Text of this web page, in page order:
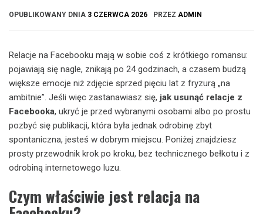
OPUBLIKOWANY DNIA 3 CZERWCA 2026 PRZEZ ADMIN
Relacje na Facebooku mają w sobie coś z krótkiego romansu:
pojawiają się nagle, znikają po 24 godzinach, a czasem budzą
większe emocje niż zdjęcie sprzed pięciu lat z fryzurą „na
ambitnie”. Jeśli więc zastanawiasz się, jak usunąć relacje z
Facebooka, ukryć je przed wybranymi osobami albo po prostu
pozbyć się publikacji, która była jednak odrobinę zbyt
spontaniczna, jesteś w dobrym miejscu. Poniżej znajdziesz
prosty przewodnik krok po kroku, bez technicznego bełkotu i z
odrobiną internetowego luzu.
Czym właściwie jest relacja na